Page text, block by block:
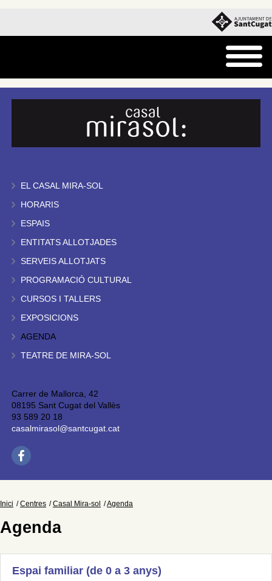
EL CASAL MIRA-SOL
HORARIS
ESPAIS
ENTITATS ALLOTJADES
SERVEIS ALLOTJATS
PROGRAMACIÓ CULTURAL
CURSOS I TALLERS
EXPOSICIONS
AGENDA
TEATRE DE MIRA-SOL
Carrer de Mallorca, 42
08195 Sant Cugat del Vallès
93 589 20 18
casalmirasol@santcugat.cat
Inici Centres Casal Mira-sol Agenda
Agenda
Espai familiar (de 0 a 3 anys)